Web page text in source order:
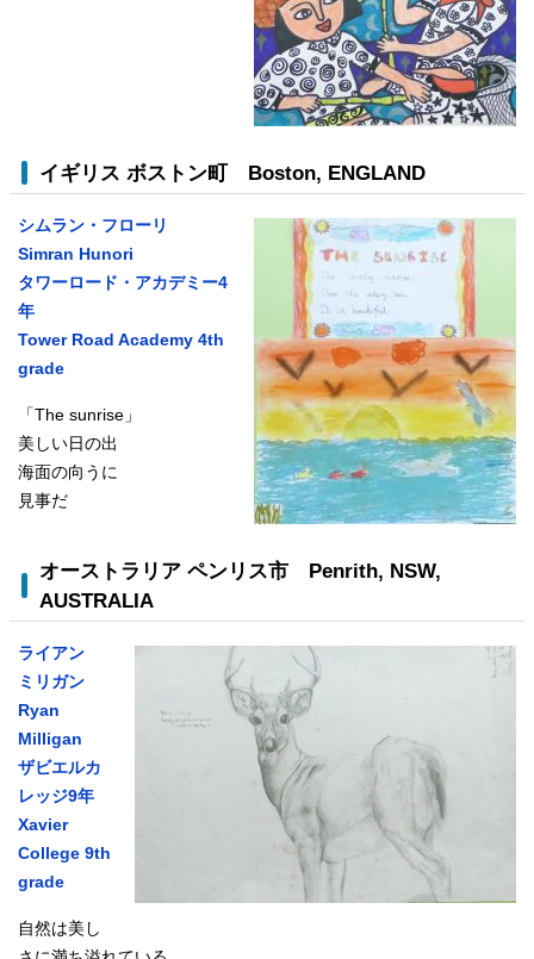
イギリス ボストン町 Boston, ENGLAND
シムラン・フローリ
Simran Hunori
タワーロード・アカデミー4
年
Tower Road Academy 4th
grade
「The sunrise 」
美しい日の出
海面の向うに
見事だ
オーストラリア ペンリス市 Penrith, NSW,
AUSTRALIA
ライアン
ミリガン
Ryan
Milligan
ザビエルカ
レッジ9年
Xavier
College 9th
grade
自然は美し